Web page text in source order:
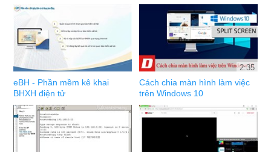
eBH - Phần mềm kê khai
BHXH điện tử
2:35
Cách chia màn hình làm việc
trên Windows 10